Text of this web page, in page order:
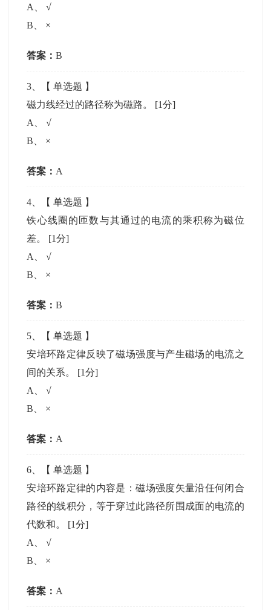
A
、√
B
×
答案：B
3 、【单选题 】
磁力线经过的路径称为磁路。 [1分]
A
、√
B
×
答案： A
4 、【单选题 】
铁心线圈的匝数与其通过的电流的乘积称为磁位
差。 [1分]
A
、√
B
×
答案：B
5 、【单选题 】
安培环路定律反映了磁场强度与产生磁场的电流之
间的关系。 [1分]
A
、√
B
×
答案： A
6 、【单选题 】
安培环路定律的内容是：磁场强度矢量沿任何闭合
路径的线积分，等于穿过此路径所围成面的电流的
代数和。 [1分]
A
、√
B
×
答案： A